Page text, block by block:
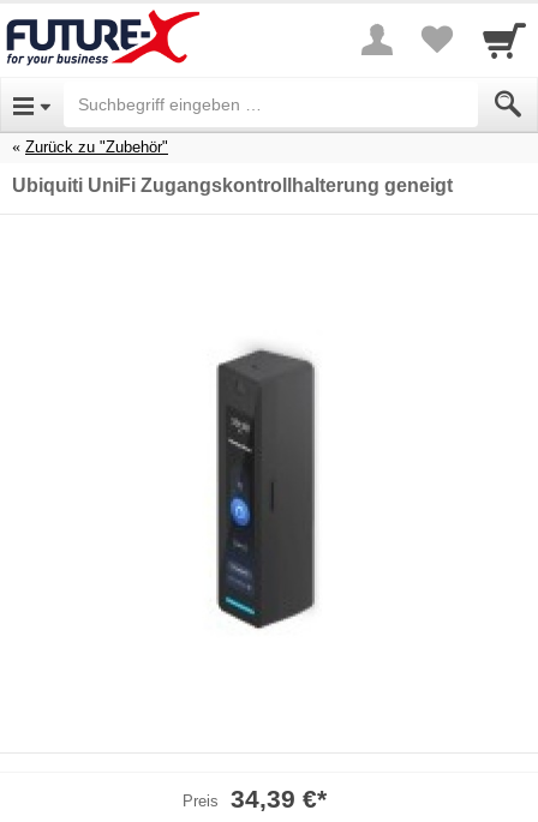
Zurück zu "Zubehör"
Ubiquiti UniFi Zugangskontrollhalterung geneigt
Preis 34,39 €*